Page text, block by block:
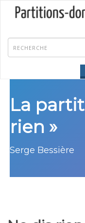
La
rien »
Serge Bessière